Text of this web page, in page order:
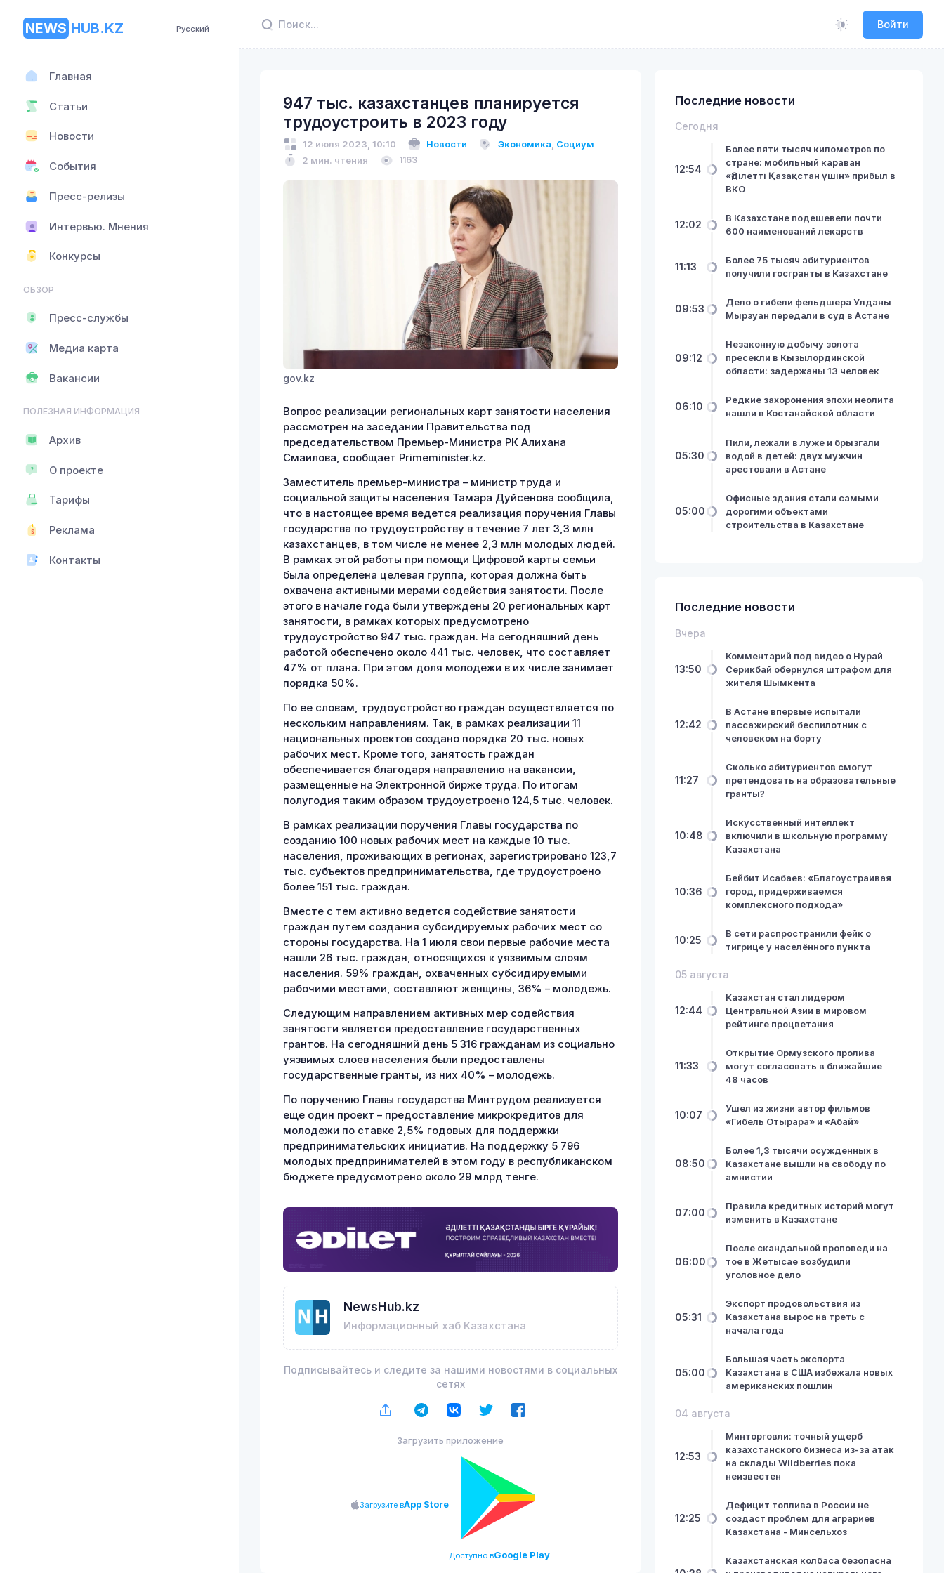
Войти
NEWS HUB.KZ Русский
Главная
Статьи
Новости
События
Пресс-релизы
Интервью. Мнения
Конкурсы
ОБЗОР
Пресс-службы
Медиа карта
Вакансии
ПОЛЕЗНАЯ ИНФОРМАЦИЯ
Архив
О проекте
Тарифы
Реклама
Контакты
947 тыс. казахстанцев планируется
трудоустроить в 2023 году
12 июля 2023, 10:10 Новости Экономика, Социум
2 мин. чтения
1163
gov.kz
Вопрос реализации региональных карт занятости населения
рассмотрен на заседании Правительства под
председательством Премьер-Министра РК Алихана
Смаилова, сообщает Primeminister.kz.
Заместитель премьер-министра – министр труда и
социальной защиты населения Тамара Дуйсенова сообщила,
что в настоящее время ведется реализация поручения Главы
государства по трудоустройству в течение 7 лет 3,3 млн
казахстанцев, в том числе не менее 2,3 млн молодых людей.
В рамках этой работы при помощи Цифровой карты семьи
была определена целевая группа, которая должна быть
охвачена активными мерами содействия занятости. После
этого в начале года были утверждены 20 региональных карт
занятости, в рамках которых предусмотрено
трудоустройство 947 тыс. граждан. На сегодняшний день
работой обеспечено около 441 тыс. человек, что составляет
47% от плана. При этом доля молодежи в их числе занимает
порядка 50%.
По ее словам, трудоустройство граждан осуществляется по
нескольким направлениям. Так, в рамках реализации 11
национальных проектов создано порядка 20 тыс. новых
рабочих мест. Кроме того, занятость граждан
обеспечивается благодаря направлению на вакансии,
размещенные на Электронной бирже труда. По итогам
полугодия таким образом трудоустроено 124,5 тыс. человек.
В рамках реализации поручения Главы государства по
созданию 100 новых рабочих мест на каждые 10 тыс.
населения, проживающих в регионах, зарегистрировано 123,7
тыс. субъектов предпринимательства, где трудоустроено
более 151 тыс. граждан.
Вместе с тем активно ведется содействие занятости
граждан путем создания субсидируемых рабочих мест со
стороны государства. На 1 июля свои первые рабочие места
нашли 26 тыс. граждан, относящихся к уязвимым слоям
населения. 59% граждан, охваченных субсидируемыми
рабочими местами, составляют женщины, 36% – молодежь.
Следующим направлением активных мер содействия
занятости является предоставление государственных
грантов. На сегодняшний день 5 316 гражданам из социально
уязвимых слоев населения были предоставлены
государственные гранты, из них 40% – молодежь.
По поручению Главы государства Минтрудом реализуется
еще один проект – предоставление микрокредитов для
молодежи по ставке 2,5% годовых для поддержки
предпринимательских инициатив. На поддержку 5 796
молодых предпринимателей в этом году в республиканском
бюджете предусмотрено около 29 млрд тенге.
NewsHub.kz
Информационный хаб Казахстана
Подписывайтесь и следите за нашими новостями в социальных
сетях
Загрузить приложение
Загрузите вApp Store
Доступно вGoogle Play
Последние новости
Сегодня
12:54
Более пяти тысяч километров по
стране: мобильный караван
«Әділетті Қазақстан үшін» прибыл в
ВКО
12:02
В Казахстане подешевели почти
600 наименований лекарств
11:13
Более 75 тысяч абитуриентов
получили госгранты в Казахстане
09:53
Дело о гибели фельдшера Улданы
Мырзуан передали в суд в Астане
09:12
Незаконную добычу золота
пресекли в Кызылординской
области: задержаны 13 человек
06:10
Редкие захоронения эпохи неолита
нашли в Костанайской области
05:30
Пили, лежали в луже и брызгали
водой в детей: двух мужчин
арестовали в Астане
05:00
Офисные здания стали самыми
дорогими объектами
строительства в Казахстане
Последние новости
Вчера
13:50
Комментарий под видео о Нурай
Серикбай обернулся штрафом для
жителя Шымкента
12:42
В Астане впервые испытали
пассажирский беспилотник с
человеком на борту
11:27
Сколько абитуриентов смогут
претендовать на образовательные
гранты?
10:48
Искусственный интеллект
включили в школьную программу
Казахстана
10:36
Бейбит Исабаев: «Благоустраивая
город, придерживаемся
комплексного подхода»
10:25
В сети распространили фейк о
тигрице у населённого пункта
05 августа
12:44
Казахстан стал лидером
Центральной Азии в мировом
рейтинге процветания
11:33
Открытие Ормузского пролива
могут согласовать в ближайшие
48 часов
10:07
Ушел из жизни автор фильмов
«Гибель Отырара» и «Абай»
08:50
Более 1,3 тысячи осужденных в
Казахстане вышли на свободу по
амнистии
07:00
Правила кредитных историй могут
изменить в Казахстане
06:00
После скандальной проповеди на
тое в Жетысае возбудили
уголовное дело
05:31
Экспорт продовольствия из
Казахстана вырос на треть с
начала года
05:00
Большая часть экспорта
Казахстана в США избежала новых
американских пошлин
04 августа
12:53
Минторговли: точный ущерб
казахстанского бизнеса из-за атак
на склады Wildberries пока
неизвестен
12:25
Дефицит топлива в России не
создаст проблем для аграриев
Казахстана - Минсельхоз
Казахстанская колбаса безопасна